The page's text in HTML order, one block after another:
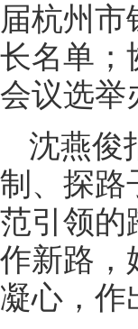
届杭州
长名单；
会议选举
沈燕俊
制、探路
范引领的
作新路，
凝心，作